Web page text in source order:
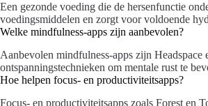
Een gezonde voeding die de hersenfunctie
voedingsmiddelen en zorgt voor voldoende
Welke mindfulness-apps zijn aanbevolen?
Aanbevolen mindfulness-apps zijn Headspace
ontspanningstechnieken om mentale rust te
Hoe helpen focus- en productiviteitsapps?
Focus- en productiviteitsapps zoals Forest en